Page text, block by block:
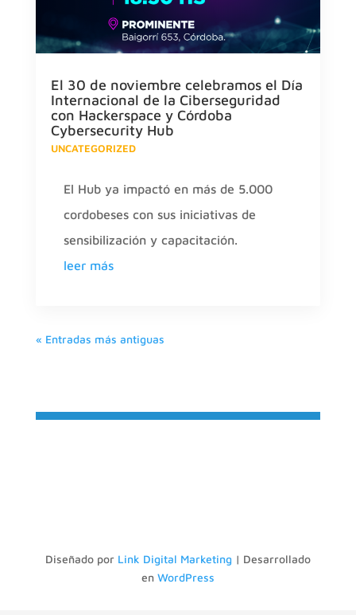
El 30 de noviembre celebramos el Día
Internacional de la Ciberseguridad
con Hackerspace y Córdoba
Cybersecurity Hub
UNCATEGORIZED
El Hub ya impactó en más de 5.000
cordobeses con sus iniciativas de
sensibilización y capacitación.
leer más
« Entradas más antiguas
Diseñado por Link Digital Marketing | Desarrollado
en WordPress